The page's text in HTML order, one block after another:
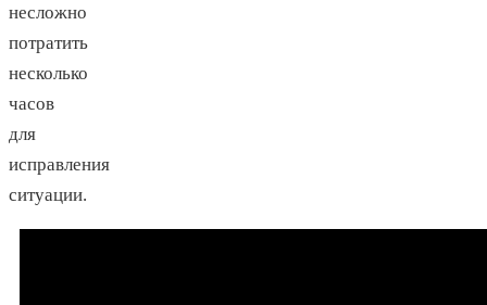
несложно
потратить
несколько
часов
для
исправления
ситуации.